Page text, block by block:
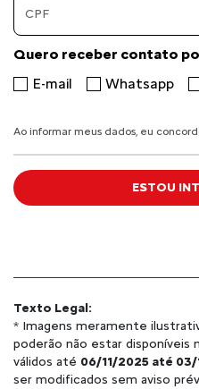
Quero receber contato
E-mail
Whatsapp
Ao informar meus dados, eu
ESTOU
Texto Legal:
* Imagens meramente
poderão não estar disponíveis
válidos até 06/11/2025 até
ser modificados sem aviso